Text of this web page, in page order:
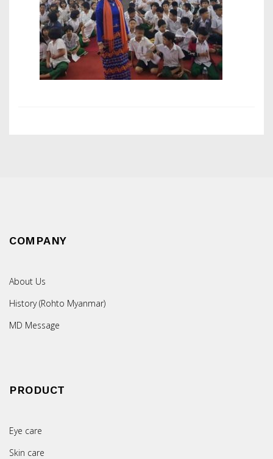
COMPANY
About Us
History (Rohto Myanmar)
MD Message
PRODUCT
Eye care
Skin care